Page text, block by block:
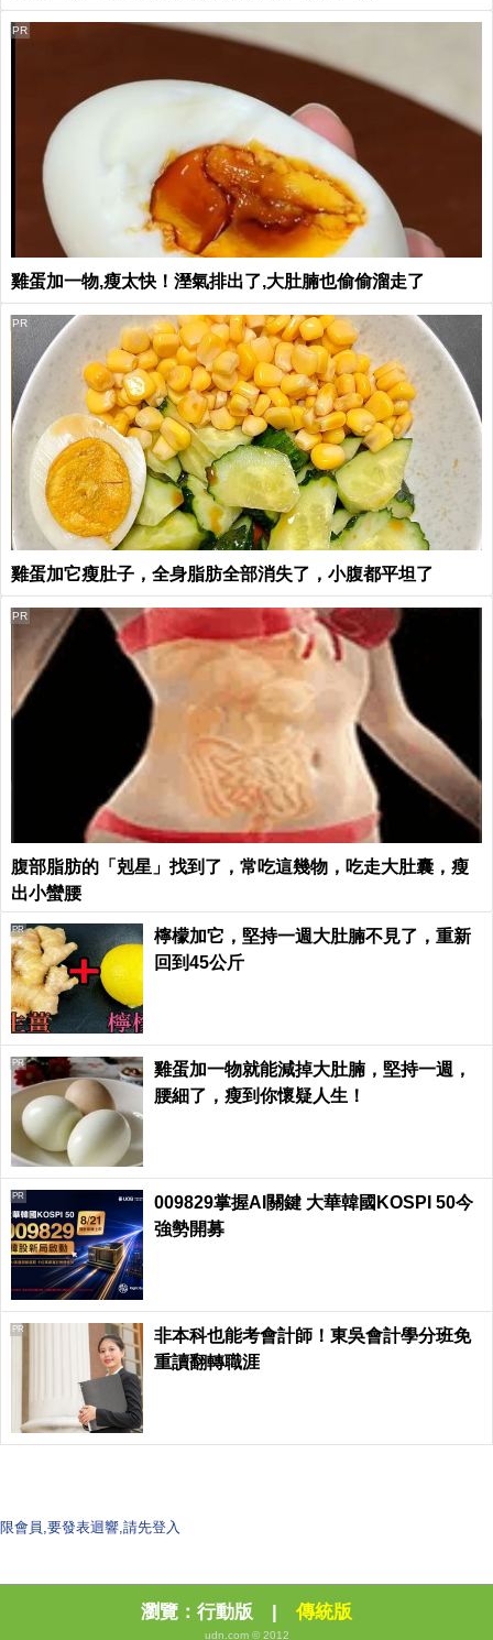
雞蛋加一物,瘦太快！溼氣排出了,大肚腩也偷偷溜走了
PR
雞蛋加它瘦肚子，全身脂肪全部消失了，小腹都平坦了
PR
腹部脂肪的「剋星」找到了，常吃這幾物，吃走大肚囊，瘦
出小蠻腰
PR
檸檬加它，堅持一週大肚腩不見了，重新
回到45公斤
PR
雞蛋加一物就能減掉大肚腩，堅持一週，
腰細了，瘦到你懷疑人生！
PR
009829掌握AI關鍵 大華韓國KOSPI 50今
強勢開募
PR
非本科也能考會計師！東吳會計學分班免
重讀翻轉職涯
PR
限會員,要發表迴響,請先登入
瀏覽： 行動版 | 傳統版
udn.com © 2012